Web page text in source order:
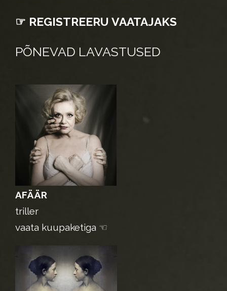
☞ REGISTREERU VAATAJAKS
PÕNEVAD LAVASTUSED
AFÄÄR
triller
vaata kuupaketiga ☜